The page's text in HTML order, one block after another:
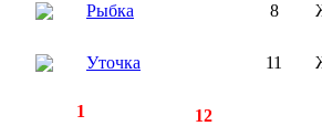
Рыбка 8
Уточка 11
1
12